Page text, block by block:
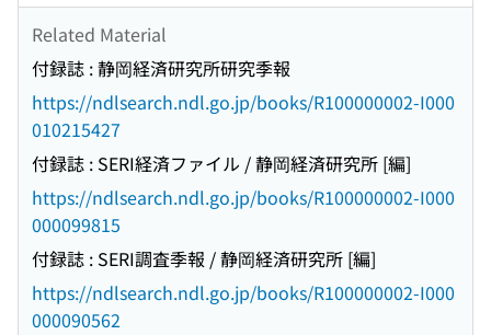
Related Material
付録誌 : 静岡経済研究所研究季報
https://ndlsearch.ndl.go.jp/books/R100000002-I000
010215427
付録誌 : SERI経済ファイル / 静岡経済研究所 [編]
https://ndlsearch.ndl.go.jp/books/R100000002-I000
000099815
付録誌 : SERI調査季報 / 静岡経済研究所 [編]
https://ndlsearch.ndl.go.jp/books/R100000002-I000
000090562